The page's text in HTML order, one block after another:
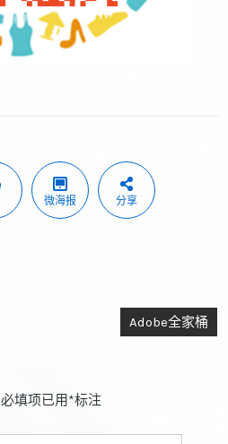
微海报 分享
Adobe全家桶
必填项已用*标注